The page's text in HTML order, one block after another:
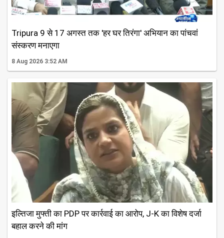
Tripura 9 से 17 अगस्त तक 'हर घर तिरंगा' अभियान का पांचवां
संस्करण मनाएगा
8 Aug 2026 3:52 AM
इल्तिजा मुफ्ती का PDP पर कार्रवाई का आरोप, J-K का विशेष दर्जा
बहाल करने की मांग